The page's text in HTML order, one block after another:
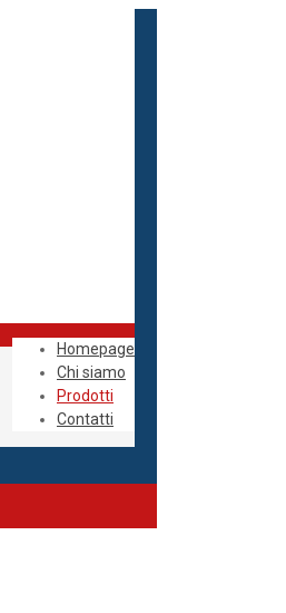
Homepage
Chi siamo
Prodotti
Contatti